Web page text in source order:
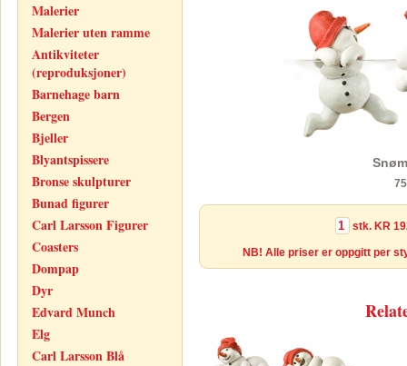
Malerier
Malerier uten ramme
Antikviteter
(reproduksjoner)
Barnehage barn
Bergen
Bjeller
Blyantspissere
Bronse skulpturer
Bunad figurer
Carl Larsson Figurer
Coasters
Dompap
Dyr
Edvard Munch
Elg
Carl Larsson Blå
stk. KR
NB! Alle priser er oppgitt per